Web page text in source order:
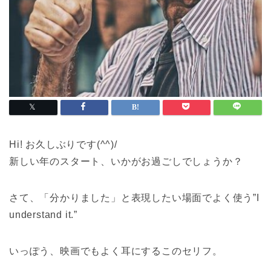
Hi! お久しぶりです(^^)/
新しい年のスタート、いかがお過ごしでしょうか？
さて、「分かりました」と表現したい場面でよく使う”I
understand it.”
いっぽう、映画でもよく耳にするこのセリフ。